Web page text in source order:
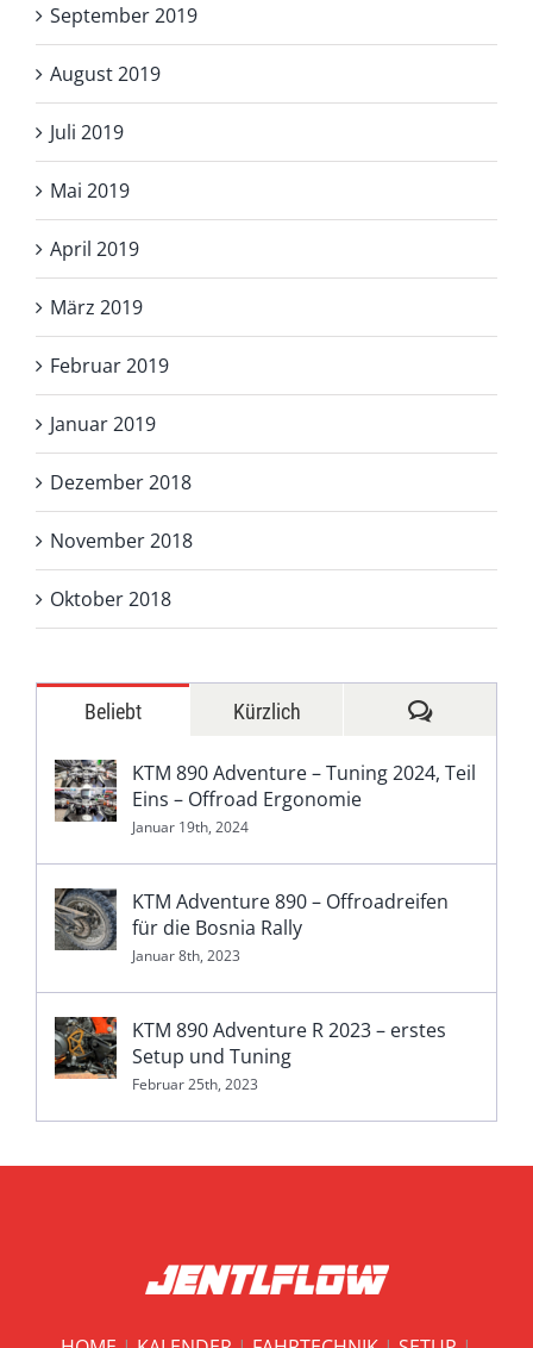
September 2019
August 2019
Juli 2019
Mai 2019
April 2019
März 2019
Februar 2019
Januar 2019
Dezember 2018
November 2018
Oktober 2018
Beliebt Kürzlich
KTM 890 Adventure – Tuning 2024, Teil
Eins – Offroad Ergonomie
Januar 19th, 2024
KTM Adventure 890 – Offroadreifen
für die Bosnia Rally
Januar 8th, 2023
KTM 890 Adventure R 2023 – erstes
Setup und Tuning
Februar 25th, 2023